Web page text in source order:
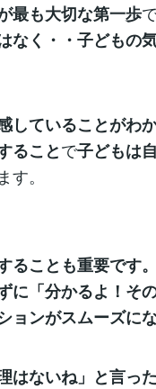
最も大切な第一歩
なく・・子どもの
していることがわ
ることで子どもは
す。
ことも重要です。
に「分かるよ！そ
ョンがスムーズに
はないね」と言っ